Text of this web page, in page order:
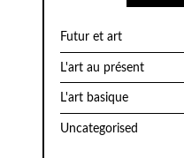
Futur et art
L'art au présent
L'art basique
Uncategorised